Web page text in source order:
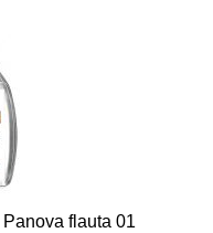
flauta 01